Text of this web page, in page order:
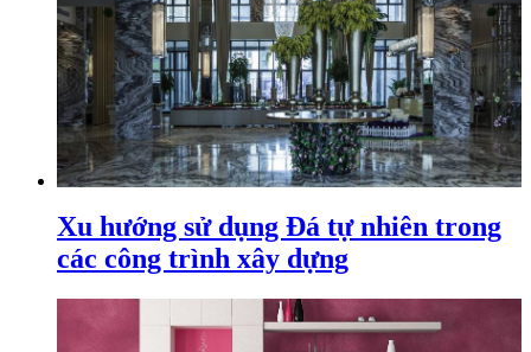
Xu hướng sử dụng Đá tự nhiên trong
các công trình xây dựng